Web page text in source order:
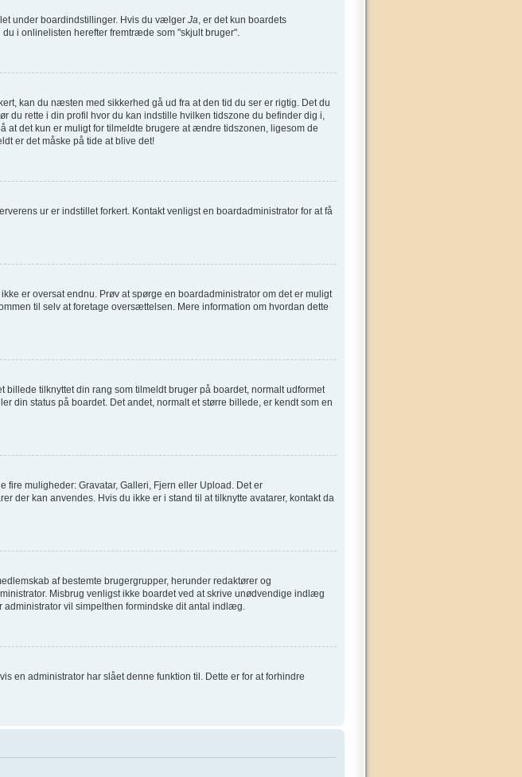
under boardindstillinger. Hvis du vælger Ja , er det kun boardets
i onlinelisten herefter fremtræde som "skjult bruger".
kan du næsten med sikkerhed gå ud fra at den tid du ser er rigtig. Det du
rette i din profil hvor du kan indstille hvilken tidszone du befinder dig i,
det kun er muligt for tilmeldte brugere at ændre tidszonen, ligesom de
er det måske på tide at blive det!
ur er indstillet forkert. Kontakt venligst en boardadministrator for at få
er oversat endnu. Prøv at spørge en boardadministrator om det er muligt
til selv at foretage oversættelsen. Mere information om hvordan dette
tilknyttet din rang som tilmeldt bruger på boardet, normalt udformet
din status på boardet. Det andet, normalt et større billede, er kendt som en
fire muligheder: Gravatar, Galleri, Fjern eller Upload. Det er
der kan anvendes. Hvis du ikke er i stand til at tilknytte avatarer, kontakt da
af bestemte brugergrupper, herunder redaktører og
Misbrug venligst ikke boardet ved at skrive unødvendige indlæg
administrator vil simpelthen formindske dit antal indlæg.
en administrator har slået denne funktion til. Dette er for at forhindre